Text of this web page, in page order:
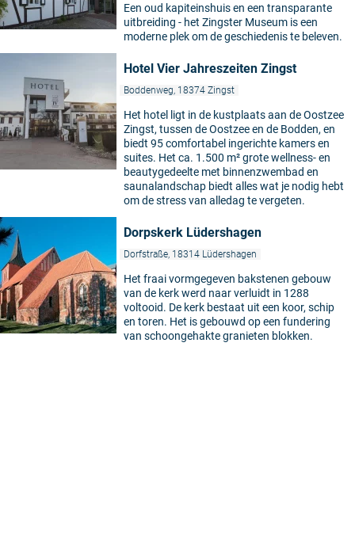
Een oud kapiteinshuis en een transparante
uitbreiding - het Zingster Museum is een
moderne plek om de geschiedenis te beleven.
Hotel Vier Jahreszeiten Zingst
Boddenweg, 18374 Zingst
Het hotel ligt in de kustplaats aan de Oostzee
Zingst, tussen de Oostzee en de Bodden, en
biedt 95 comfortabel ingerichte kamers en
suites. Het ca. 1.500 m² grote wellness- en
beautygedeelte met binnenzwembad en
saunalandschap biedt alles wat je nodig hebt
om de stress van alledag te vergeten.
Dorpskerk Lüdershagen
Dorfstraße, 18314 Lüdershagen
Het fraai vormgegeven bakstenen gebouw
van de kerk werd naar verluidt in 1288
voltooid. De kerk bestaat uit een koor, schip
en toren. Het is gebouwd op een fundering
van schoongehakte granieten blokken.